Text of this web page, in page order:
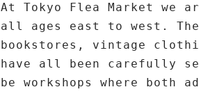
At Tokyo Flea Market we
all ages east to west.
bookstores, vintage
have all been carefully
be workshops where both